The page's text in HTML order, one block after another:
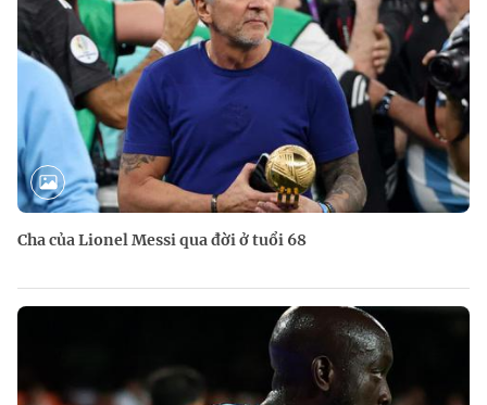
Cha của Lionel Messi qua đời ở tuổi 68